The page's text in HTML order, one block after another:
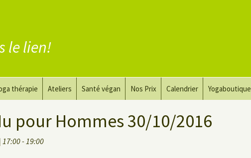
le lien!
thérapie
Le yoga pour guérir
Ateliers Santé végan
Substituer les produits
Nos Prix Calendrier Yogaboutique
pour Hommes 30/10/2016
17:00 - 19:00